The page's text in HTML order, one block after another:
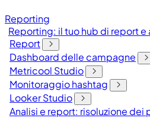
Reporting
Reporting: il tuo hub di report e
Report
Dashboard delle campagne
Metricool Studio
Monitoraggio hashtag
Looker Studio
Analisi e report: risoluzione dei